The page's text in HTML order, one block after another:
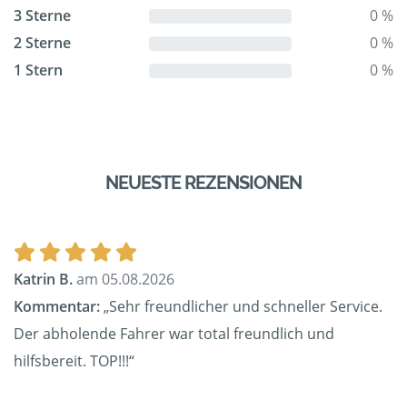
3 Sterne
0 %
2 Sterne
0 %
1 Stern
0 %
NEUESTE REZENSIONEN
Katrin B.am 05.08.2026
Kommentar:„Sehr freundlicher und schneller Service.
Der abholende Fahrer war total freundlich und
hilfsbereit. TOP!!!“